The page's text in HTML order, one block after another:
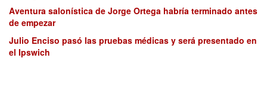
Aventura salonística de Jorge Ortega habría terminado antes
de empezar
Julio Enciso pasó las pruebas médicas y será presentado en
el Ipswich